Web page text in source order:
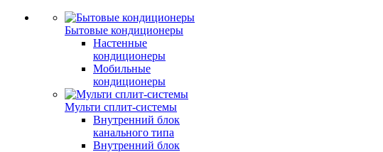
Бытовые кондиционеры
Настенные
кондиционеры
Мобильные
кондиционеры
Мульти сплит-системы
Внутренний блок
канального типа
Внутренний блок